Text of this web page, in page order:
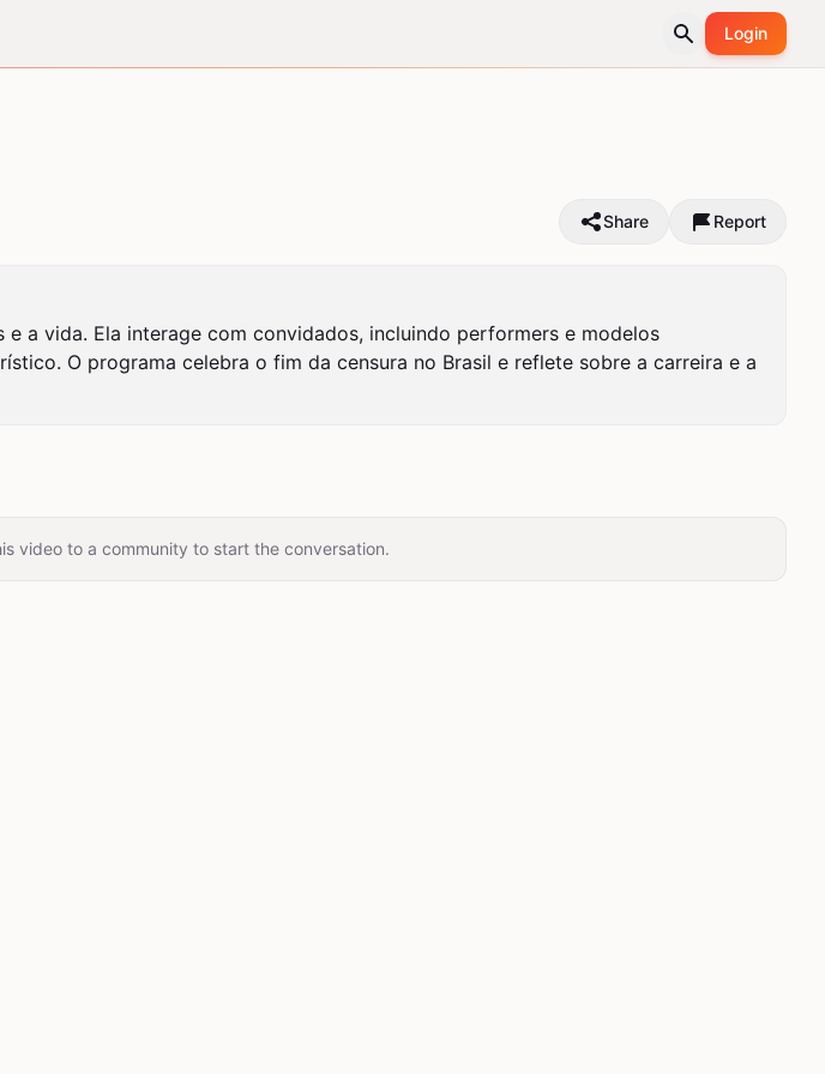
Login
Share Report
a vida. Ela interage com convidados, incluindo performers e modelos
O programa celebra o fim da censura no Brasil e reflete sobre a carreira e a
video to a community to start the conversation.